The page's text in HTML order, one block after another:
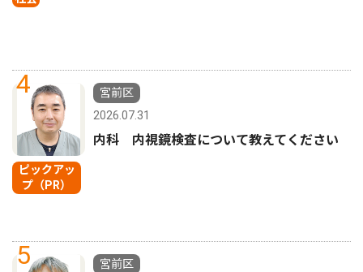
4
ピックアッ
プ（PR）
宮前区
2026.07.31
内科 内視鏡検査について教えてください
5
宮前区